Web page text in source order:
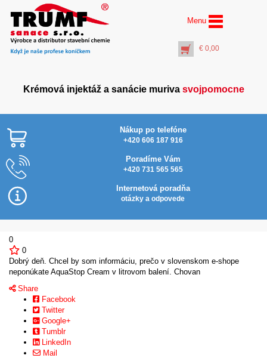
Menu
€ 0,00
Krémová injektáž a sanácie muriva svojpomocne
Nákup po telefóne
+420 606 187 916
Poradíme Vám
+420 731 565 565
Internetová poradňa
otázky a odpovede
0
0
Dobrý deň. Chcel by som informáciu, prečo v slovenskom e-shope
neponúkate AquaStop Cream v litrovom balení. Chovan
Share
Facebook
Twitter
Google+
Tumblr
LinkedIn
Mail
AquaStop Protect® (10
l) hydrofóbny ochranný
náter
+ PŘIDAT DO KOŠÍKU